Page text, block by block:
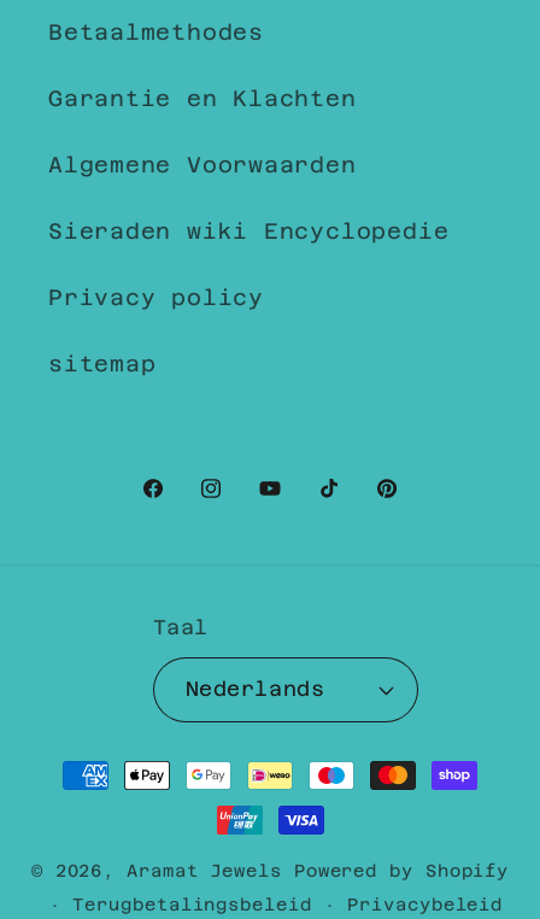
Betaalmethodes
Garantie en Klachten
Algemene Voorwaarden
Sieraden wiki Encyclopedie
Privacy policy
sitemap
Facebook
Instagram
YouTubeTikTokPinterest
Taal
Nederlands
Betaalmethoden
© 2026, Aramat Jewels Powered by Shopify
Terugbetalingsbeleid
Privacybeleid